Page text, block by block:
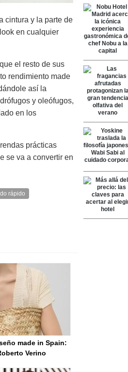
cintura y la parte de
en cualquier
el resto de sus
rendimiento made
así la
y oleófugos,
en los
prácticas
se va a convertir en
rápido
made in Spain:
Verino